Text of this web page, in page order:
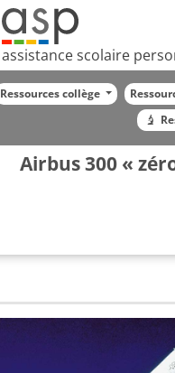
assistance scolaire
Ressources collège
Airbus 300 «